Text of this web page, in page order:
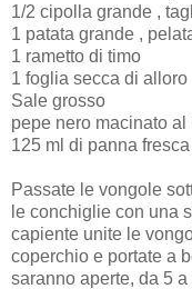
1/2 cipolla grande ,
1 patata grande ,
1 rametto di timo
1 foglia secca di alloro
Sale grosso
pepe nero macinato al
125 ml di panna fresca
Passate le vongole
le conchiglie con una
capiente unite le
coperchio e portate a
saranno aperte, da 5